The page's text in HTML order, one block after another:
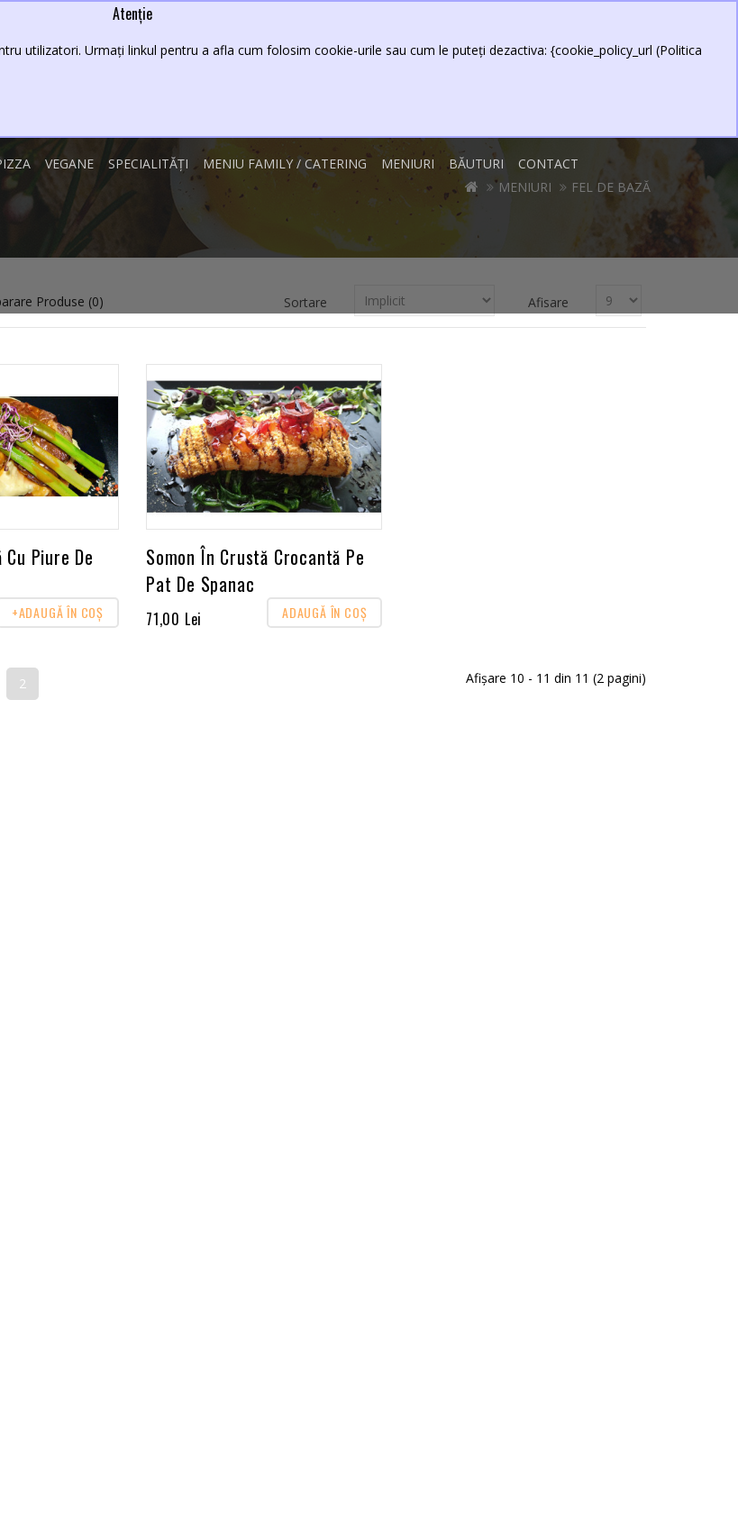
Atenție
utilizatori. Urmați linkul pentru a afla cum folosim cookie-urile sau cum le puteți dezactiva: {cookie_policy_url (Politica
VEGANE SPECIALITĂȚI MENIU FAMILY / CATERING MENIURI BĂUTURI CONTACT
MENIURI FEL DE BAZĂ
Produse (0) Sortare Afisare
Piure De
+ADAUGĂ ÎN COŞ
Somon În Crustă Crocantă Pe
Pat De Spanac
71,00 Lei ADAUGĂ ÎN COŞ
2 Afişare 10 - 11 din 11 (2 pagini)